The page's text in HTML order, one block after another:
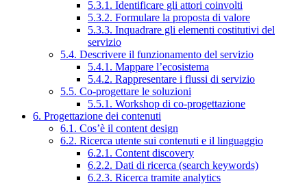
5.3.1. Identificare gli attori coinvolti
5.3.2. Formulare la proposta di valore
5.3.3. Inquadrare gli elementi costitutivi del
servizio
5.4. Descrivere il funzionamento del servizio
5.4.1. Mappare l’ecosistema
5.4.2. Rappresentare i flussi di servizio
5.5. Co-progettare le soluzioni
5.5.1. Workshop di co-progettazione
6. Progettazione dei contenuti
6.1. Cos’è il content design
6.2. Ricerca utente sui contenuti e il linguaggio
6.2.1. Content discovery
6.2.2. Dati di ricerca (search keywords)
6.2.3. Ricerca tramite analytics